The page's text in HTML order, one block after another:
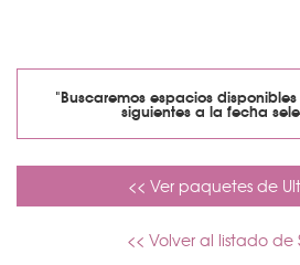
"Buscaremos espacios
siguientes a la fecha
<< Ver paquetes de
<< Volver al listado de